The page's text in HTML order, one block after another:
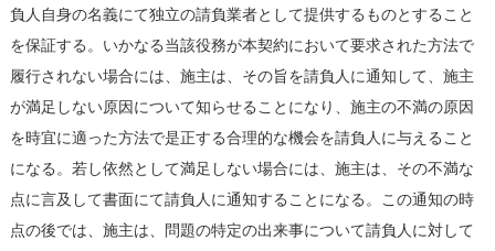
負人自身の名義にて独立の請負業者として提供するものとすること
を保証する。いかなる当該役務が本契約において要求された方法で
履行されない場合には、施主は、その旨を請負人に通知して、施主
が満足しない原因について知らせることになり、施主の不満の原因
を時宜に適った方法で是正する合理的な機会を請負人に与えること
になる。若し依然として満足しない場合には、施主は、その不満な
点に言及して書面にて請負人に通知することになる。この通知の時
点の後では、施主は、問題の特定の出来事について請負人に対して